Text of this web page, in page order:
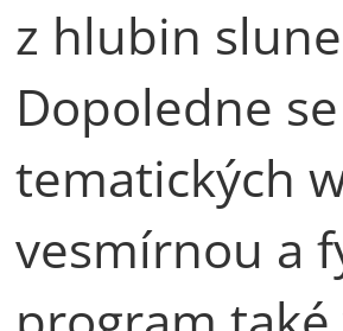
z hlubin
Dopoledne
tematických
vesmírnou a